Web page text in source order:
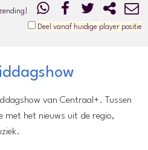
Deel vanaf huidige player positie
van Centraal+. Tussen
met het nieuws uit de regio,